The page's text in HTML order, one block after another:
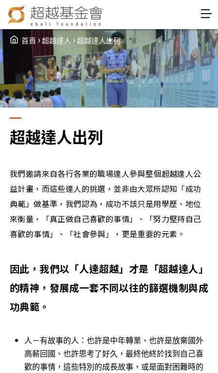
Jump to Navigation
Jump to Main content
You are here
首頁 ›超越達人 ›超越達人出列
超越達人出列
我們邀請來自各行各業的職場達人參與整個超越達人公
益計畫，而這些達人的挑選，並非由大眾所認知「成功
典範」做基準，我們認為，成功不該只是用學歷、地位
來衡量，「真正做自己喜歡的事情」、「努力堅持自己
喜歡的事情」、「社會參與」，更是重要的元素。
因此，我們以「人達超越」才是「超越達人」
的精神，發展成一套不同以往的篩選機制與成
功典範。
人－有故事的人：也許是中年轉業、也許是放棄國外
高薪回國、也許思考了好久，最終他終於找到自己喜
歡的事情，這些特別的成長故事，或是面對困難時的